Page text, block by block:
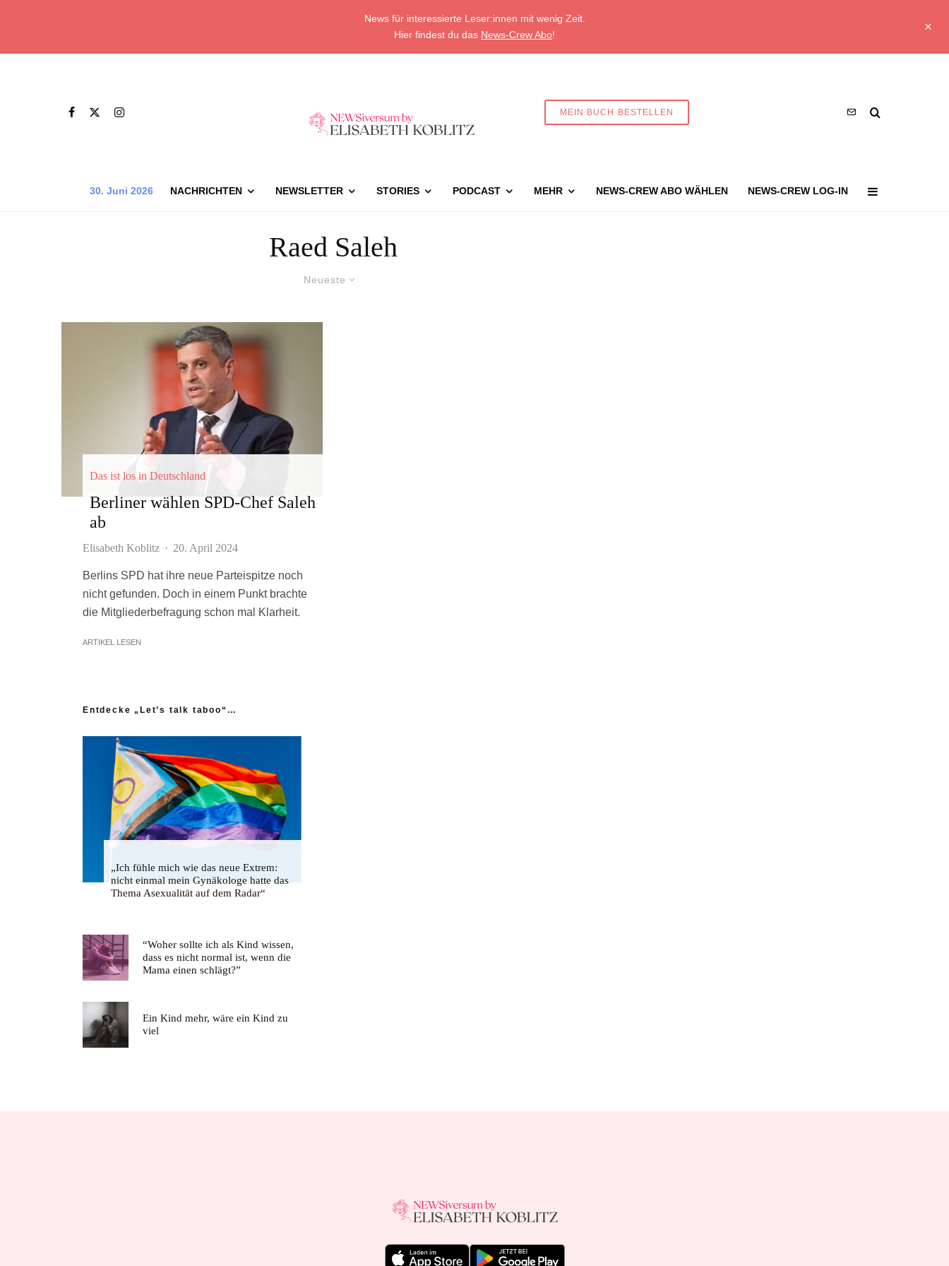
News für interessierte Leser:innen mit wenig Zeit.
Hier findest du das News-Crew Abo!
MEIN BUCH BESTELLEN
30. Juni 2026 NACHRICHTEN NEWSLETTER STORIES PODCAST MEHR NEWS-CREW ABO WÄHLEN NEWS-CREW LOG-IN
Raed Saleh
Neueste
Das ist los in Deutschland
Berliner wählen SPD-Chef Saleh
ab
Elisabeth Koblitz · 20. April 2024
Berlins SPD hat ihre neue Parteispitze noch
nicht gefunden. Doch in einem Punkt brachte
die Mitgliederbefragung schon mal Klarheit.
ARTIKEL LESEN
Entdecke „Let’s talk taboo“…
„Ich fühle mich wie das neue Extrem:
nicht einmal mein Gynäkologe hatte das
Thema Asexualität auf dem Radar“
“Woher sollte ich als Kind wissen,
dass es nicht normal ist, wenn die
Mama einen schlägt?”
Ein Kind mehr, wäre ein Kind zu
viel